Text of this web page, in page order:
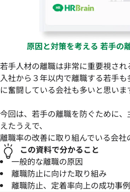
原因と対策を考える 若手の
若手人材の離職は非常に重要視され
入社から３年以内で離職する若手
に奮闘している会社も多いと思いま
今回は、若手の離職を防ぐために
えたうえで、
離職率の改善に取り組んでいる会社
この資料で分かること
一般的な離職の原因
離職防止に向けた取り組み
離職防止、定着率向上の成功事例